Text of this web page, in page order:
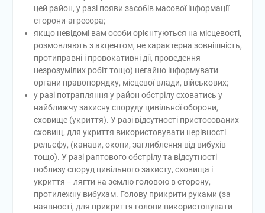
цей район, у разі появи засобів масової інформації
сторони-агресора;
якщо невідомі вам особи орієнтуються на місцевості,
розмовляють з акцентом, не характерна зовнішність,
протиправні і провокативні дії, проведення
незрозумілих робіт тощо) негайно інформувати
органи правопорядку, місцевої влади, військових;
у разі потрапляння у район обстрілу сховатись у
найближчу захисну споруду цивільної оборони,
сховище (укриття). У разі відсутності пристосованих
сховищ, для укриття використовувати нерівності
рельєфу, (канави, окопи, заглиблення від вибухів
тощо). У разі раптового обстрілу та відсутності
поблизу споруд цивільного захисту, сховища і
укриття − лягти на землю головою в сторону,
протилежну вибухам. Голову прикрити руками (за
наявності, для прикриття голови використовувати